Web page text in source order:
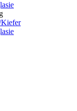
Kiefer